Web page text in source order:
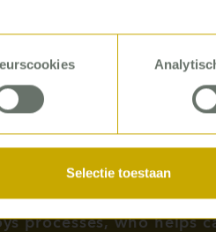
Selectie toestaan
processes, who helps